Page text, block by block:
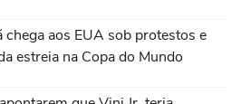
chega aos EUA sob protestos e
estreia na Copa do Mundo